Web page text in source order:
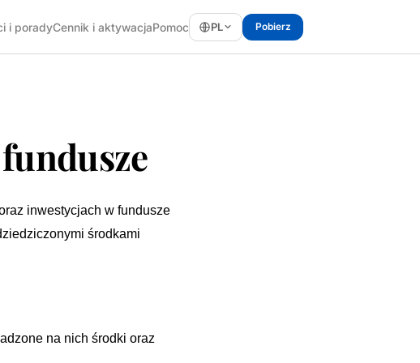
i poradyCennik i aktywacjaPomoc PL Pobierz
inwestycjach w fundusze
środkami
na nich środki oraz